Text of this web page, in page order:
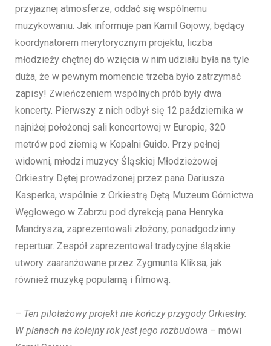
przyjaznej atmosferze, oddać się wspólnemu
muzykowaniu. Jak informuje pan Kamil Gojowy, będący
koordynatorem merytorycznym projektu, liczba
młodzieży chętnej do wzięcia w nim udziału była na tyle
duża, że w pewnym momencie trzeba było zatrzymać
zapisy! Zwieńczeniem wspólnych prób były dwa
koncerty. Pierwszy z nich odbył się 12 października w
najniżej położonej sali koncertowej w Europie, 320
metrów pod ziemią w Kopalni Guido. Przy pełnej
widowni, młodzi muzycy Śląskiej Młodzieżowej
Orkiestry Dętej prowadzonej przez pana Dariusza
Kasperka, wspólnie z Orkiestrą Dętą Muzeum Górnictwa
Węglowego w Zabrzu pod dyrekcją pana Henryka
Mandrysza, zaprezentowali złożony, ponadgodzinny
repertuar. Zespół zaprezentował tradycyjne śląskie
utwory zaaranżowane przez Zygmunta Kliksa, jak
również muzykę popularną i filmową.
– Ten pilotażowy projekt nie kończy przygody Orkiestry.
W planach na kolejny rok jest jego rozbudowa – mówi